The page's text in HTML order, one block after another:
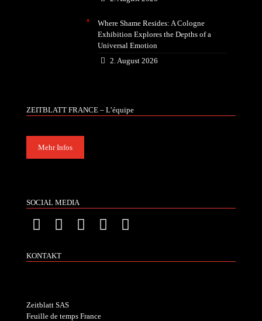
Where Shame Resides: A Cologne
Exhibition Explores the Depths of a
Universal Emotion
2. August 2026
ZEITBLATT FRANCE – L’équipe
Mehr Infos
SOCIAL MEDIA
KONTAKT
Zeitblatt SAS
Feuille de temps France